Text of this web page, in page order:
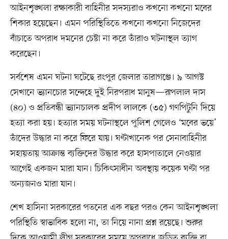
আইনশৃঙ্খলা রক্ষাকারী বাহিনীর সদস্যরাও কখনো কখনো মবের
শিকার হয়েছেন। এমন পরিস্থিতিতে কখনো কখনো নিজেদের
বাঁচাতে অপরাধ দমনের চেষ্টা না করে তাঁরাও ঘটনাস্থল ত্যাগ
করেছেন।
সর্বশেষ এমন ঘটনা ঘটেছে রংপুর জেলার তারাগঞ্জে। ৯ আগস্ট
সেখানে ভ্যানচোর সন্দেহে দুই নিরপরাধ মানুষ—রূপলাল দাস
(৪০) ও প্রতিবন্ধী ভ্যানচালক প্রদীপ লালকে (৩৫) গণপিটুনি দিয়ে
হত্যা করা হয়। হত্যার সময় ঘটনাস্থলে পুলিশ গেলেও ‘মবের ভয়ে’
তাঁদের উদ্ধার না করে ফিরে যায়। ঘণ্টাখানেক পর সেনাবাহিনীর
সহায়তায় আক্রান্ত ব্যক্তিদের উদ্ধার করে হাসপাতালে নেওয়ার
আগেই একজন মারা যান। চিকিৎসাধীন অবস্থায় কয়েক ঘণ্টা পর
অন্যজনও মারা যান।
শেখ হাসিনা সরকারের পতনের এক বছর পরও কেন আইনশৃঙ্খলা
পরিস্থিতি স্বাভাবিক হলো না, তা নিয়ে নানা প্রশ্ন রয়েছে। শুরুর